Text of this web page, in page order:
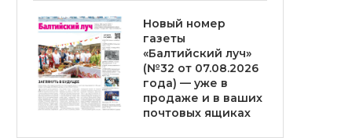
Новый номер
газеты
«Балтийский луч»
(№32 от 07.08.2026
года) — уже в
продаже и в ваших
почтовых ящиках